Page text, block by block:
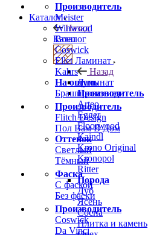
Производитель
Meister
Winwood
Boen
Coswick
Ellet
Kahrs
На ощупь
Брашированная
Производитель
Flitch Design
Пол Вам В Дом
Оттенок
Светлый
Тёмный
Фаска
С фаской
Без фаски
Производитель
Coswick
Da Vinci
Каталог
Назад
Каталог
Ламинат
Назад
Ламинат
Производитель
Arteo
Egger
Floorwood
Kaindl
Krono Original
Kronopol
Ritter
Порода
Дуб
Ясень
Сосна
Плитка и камень